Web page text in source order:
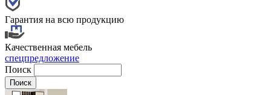
Гарантия на всю продукцию
Качественная мебель
спецпредложение
Поиск